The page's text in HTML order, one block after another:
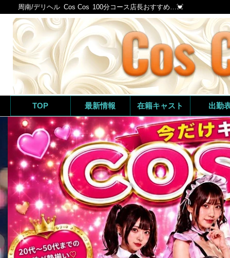
周南/デリヘル Cos Cos 100分コース店長おすすめ…💓
TOP 最新情報 在籍キャスト 出勤